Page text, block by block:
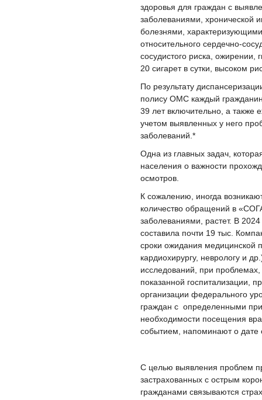
здоровья для граждан с
заболеваниями, хронической
болезнями,
относительного сердечно-
сосудистого риска,
20 сигарет в сутки, высоком
По результату
полису ОМС каждый
39 лет включительно, а также
учетом выявленных у него
заболеваний.*
Одна из главных задач,
населения о важности
осмотров.
К сожалению, иногда
количество обращений в
заболеваниями, растет. В
составила почти 19 тыс.
сроки ожидания медицинской
кардиохирургу, неврологу и
исследований, при
показанной госпитализации,
организации федерального
граждан с определенными
необходимости посещения
событием, напоминают о дате
С целью выявления проблем
застрахованных с острым
гражданами связываются